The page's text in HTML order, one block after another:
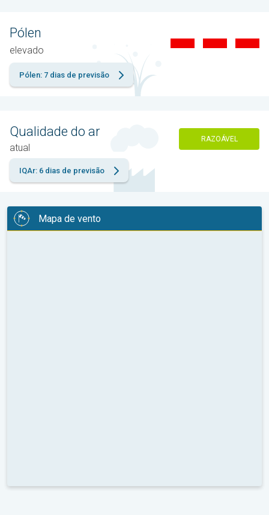
Pólen
elevado
Pólen: 7 dias de previsão
Qualidade do ar
atual
RAZOÁVEL
IQAr: 6 dias de previsão
Mapa de vento